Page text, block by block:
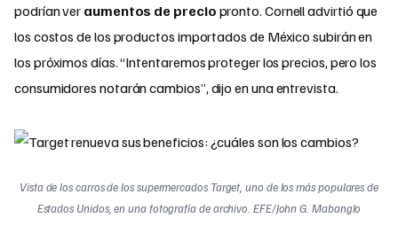
podrían ver aumentos de precio pronto. Cornell advirtió que
los costos de los productos importados de México subirán en
los próximos días. “Intentaremos proteger los precios, pero los
consumidores notarán cambios”, dijo en una entrevista.
Vista de los carros de los supermercados Target, uno de los más populares de
Estados Unidos, en una fotografía de archivo. EFE/John G. Mabanglo